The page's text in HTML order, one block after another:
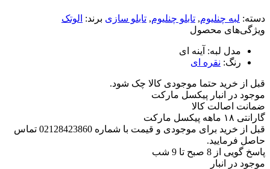
دسته: لبه چنلیوم, تابلو چنلیوم, تابلو سازی برند: الوتک
ویژگی‌های محصول
مدل لبه: آینه ای
رنگ: نقره ای
قبل از خرید حتما موجودی کالا چک شود.
موجود در انبار پیکسل مارکت
ضمانت اصالت کالا
گارانتی ۱۸ ماهه پیکسل مارکت
قبل از خرید برای موجودی و قیمت با شماره 02128423860 تماس
حاصل فرمایید.
پاسخ گویی از 8 صبح تا 9 شب
موجود در انبار